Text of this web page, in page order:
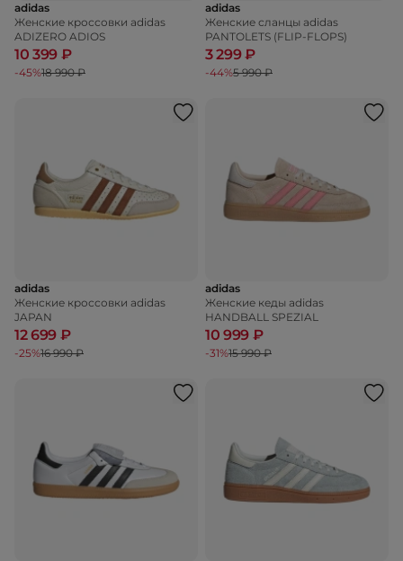
adidas
Женские кроссовки adidas
ADIZERO ADIOS
10 399 ₽
-45%18 990 ₽
adidas
Женские сланцы adidas
PANTOLETS (FLIP-FLOPS)
3 299 ₽
-44%5 990 ₽
adidas
Женские кроссовки adidas
JAPAN
12 699 ₽
-25%16 990 ₽
adidas
Женские кеды adidas
HANDBALL SPEZIAL
10 999 ₽
-31%15 990 ₽